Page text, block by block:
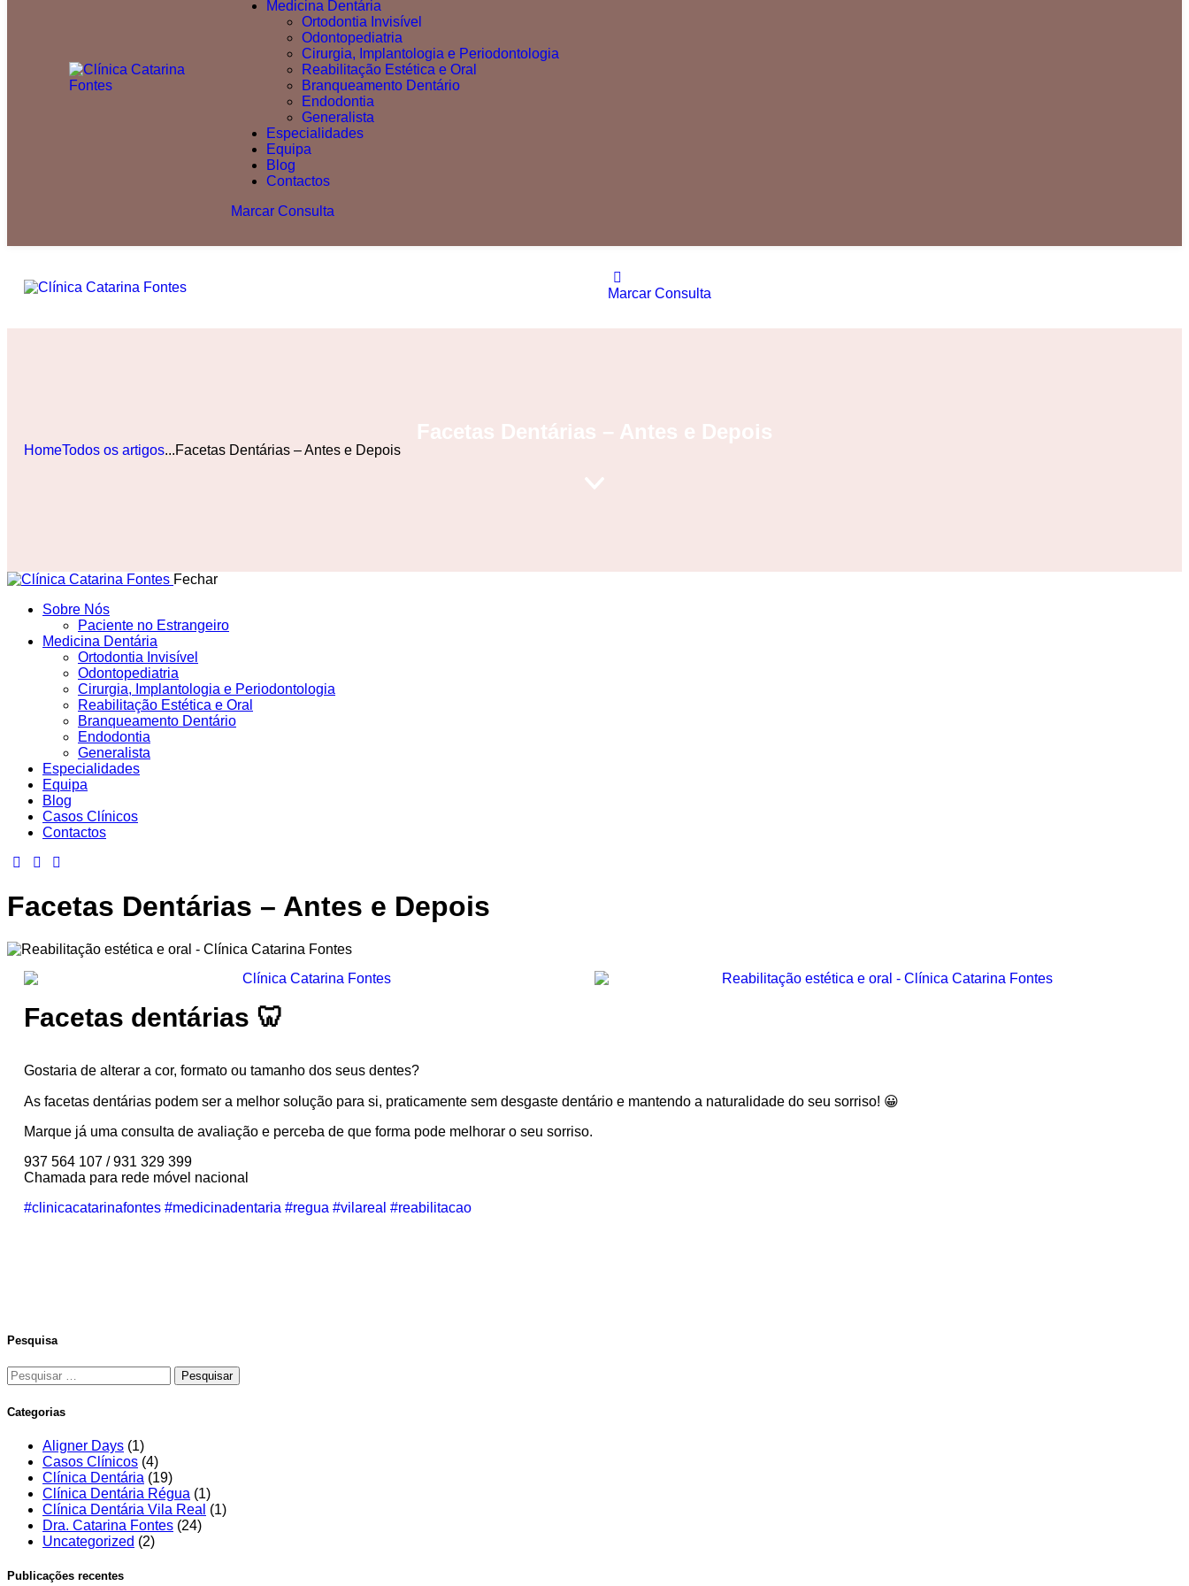
Medicina Dentária
Ortodontia Invisível
Odontopediatria
Cirurgia, Implantologia e Periodontologia
Reabilitação Estética e Oral
Branqueamento Dentário
Endodontia
Generalista
Especialidades
Equipa
Blog
Contactos
Marcar Consulta
Marcar Consulta
Facetas Dentárias – Antes e Depois
HomeTodos os artigos...Facetas Dentárias – Antes e Depois
Fechar
Sobre Nós
Paciente no Estrangeiro
Medicina Dentária
Ortodontia Invisível
Odontopediatria
Cirurgia, Implantologia e Periodontologia
Reabilitação Estética e Oral
Branqueamento Dentário
Endodontia
Generalista
Especialidades
Equipa
Blog
Casos Clínicos
Contactos
Facetas Dentárias – Antes e Depois
Facetas dentárias 🦷
Gostaria de alterar a cor, formato ou tamanho dos seus dentes?
As facetas dentárias podem ser a melhor solução para si, praticamente sem desgaste dentário e mantendo a naturalidade do seu sorriso! 😀
Marque já uma consulta de avaliação e perceba de que forma pode melhorar o seu sorriso.
937 564 107 / 931 329 399
Chamada para rede móvel nacional
#clinicacatarinafontes #medicinadentaria #regua #vilareal #reabilitacao
Pesquisa
Categorias
Aligner Days (1)
Casos Clínicos (4)
Clínica Dentária (19)
Clínica Dentária Régua (1)
Clínica Dentária Vila Real (1)
Dra. Catarina Fontes (24)
Uncategorized (2)
Publicações recentes